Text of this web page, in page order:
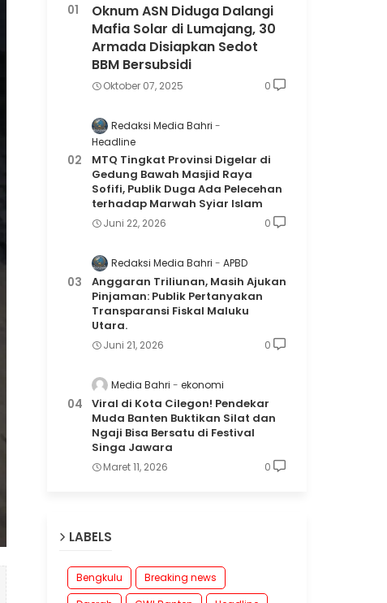
Oknum ASN Diduga Dalangi
Mafia Solar di Lumajang, 30
Armada Disiapkan Sedot
BBM Bersubsidi
Oktober 07, 2025 0
Redaksi Media Bahri
Headline
MTQ Tingkat Provinsi Digelar di
Gedung Bawah Masjid Raya
Sofifi, Publik Duga Ada Pelecehan
terhadap Marwah Syiar Islam
Juni 22, 2026 0
Redaksi Media Bahri APBD
Anggaran Triliunan, Masih Ajukan
Pinjaman: Publik Pertanyakan
Transparansi Fiskal Maluku
Utara.
Juni 21, 2026 0
Media Bahri ekonomi
Viral di Kota Cilegon! Pendekar
Muda Banten Buktikan Silat dan
Ngaji Bisa Bersatu di Festival
Singa Jawara
Maret 11, 2026 0
LABELS
Bengkulu
Breaking news